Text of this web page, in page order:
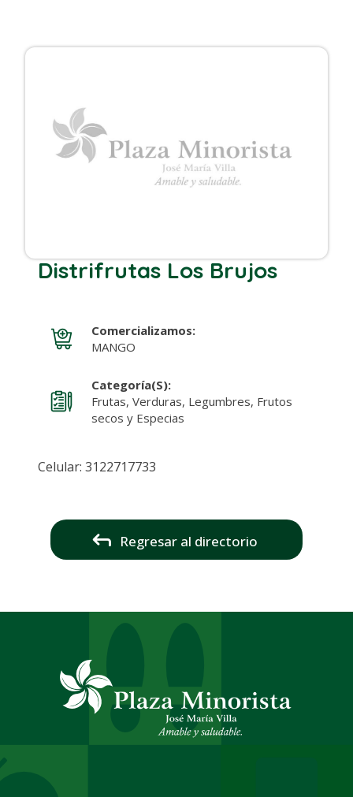
Distrifrutas Los Brujos
Comercializamos:
MANGO
Categoría(s):
Frutas, Verduras, Legumbres, Frutos
secos y Especias
Celular: 3122717733
Regresar al directorio